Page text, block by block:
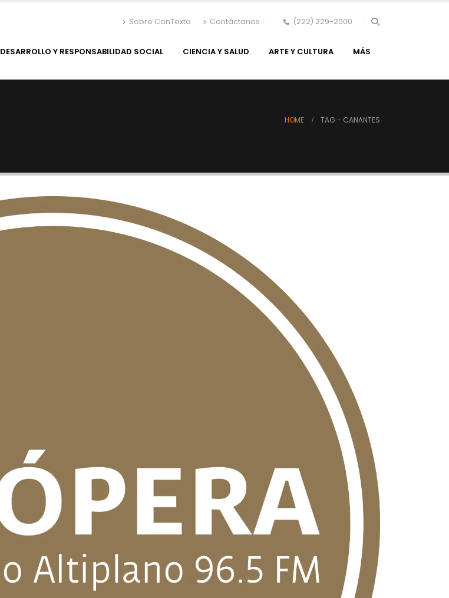
Sobre ConTexto Contáctanos (222) 229-2000
DESARROLLO Y RESPONSABILIDAD SOCIAL CIENCIA Y SALUD ARTE Y CULTURA MÁS
HOME TAG - CANANTES